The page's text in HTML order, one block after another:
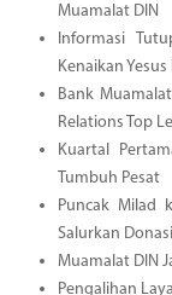
Muamalat DIN
Informasi
Kenaikan
Bank
Relations Top
Kuartal
Tumbuh Pesat
Puncak Milad
Salurkan Donasi
Muamalat DIN
Pengalihan